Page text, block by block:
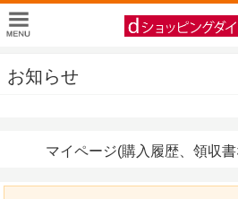
お知らせ
マイページ(購入履歴、領収